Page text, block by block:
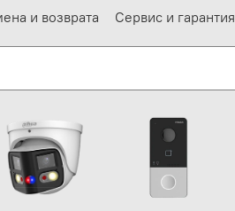
и возврата Сервис и гарантия